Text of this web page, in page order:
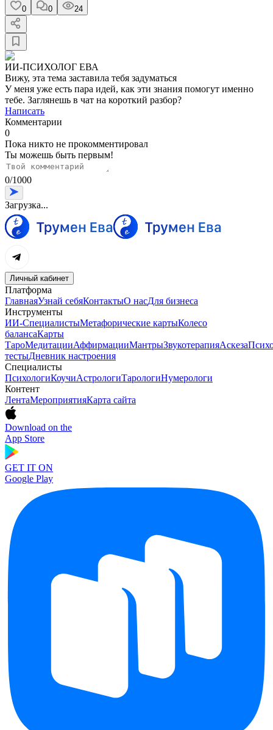
0 0 24
ИИ-ПСИХОЛОГ ЕВА
Вижу, эта тема заставила тебя задуматься
У меня уже есть пара идей, как эти знания помогут именно
тебе. Заглянешь в чат на короткий разбор?
Написать
Комментарии
0
Пока никто не прокомментировал
Ты можешь быть первым!
0/1000
Загрузка...
Личный кабинет
Платформа
ГлавнаяУзнай себяКонтактыО насДля бизнеса
Инструменты
ИИ-СпециалистыМетафорические картыКолесо
балансаКарты
ТароМедитацииАффирмацииМантрыЗвукотерапияАскеза
тестыДневник настроения
Специалисты
ПсихологиКоучиАстрологиТарологиНумерологи
Контент
ЛентаМероприятияКарта сайта
Download on the
App Store
GET IT ON
Google Play